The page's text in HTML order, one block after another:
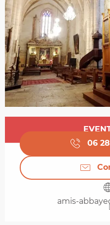
Opening hours &
06
amis-